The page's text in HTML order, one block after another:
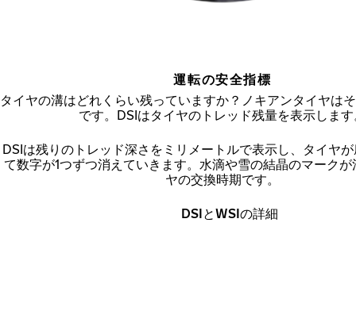
運転の安全指標
タイヤの溝はどれくらい残っていますか？ノキアンタイヤは
です。DSIはタイヤのトレッド残量を表示しま
DSIは残りのトレッド深さをミリメートルで表示し、タイヤ
て数字が1つずつ消えていきます。水滴や雪の結晶のマーク
ヤの交換時期です。
DSIとWSIの詳細